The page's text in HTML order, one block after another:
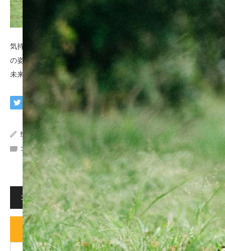
気持ちに寄り添い、その人の「今」を撮る。今だから撮れる真実
の姿。
未来に語る大切な「今」を残そう。
投稿者: imaphoto
コメント:
コメント
コメント (0)